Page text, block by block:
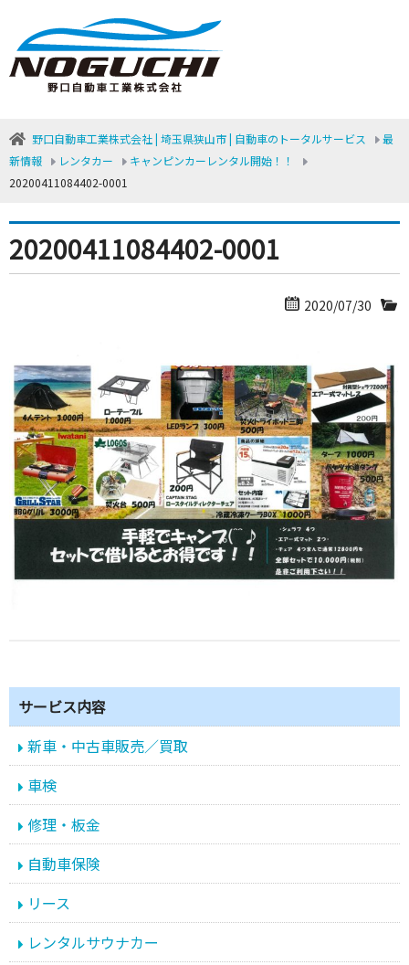
野口自動車工業株式会社 | 埼玉県狭山市 | 自動車のトータルサービス
最
新情報
レンタカー
キャンピンカーレンタル開始！！
20200411084402-0001
20200411084402-0001
2020/07/30
サービス内容
新車・中古車販売／買取
車検
修理・板金
自動車保険
リース
レンタルサウナカー